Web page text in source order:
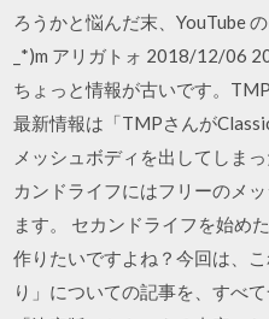
ろうかと悩んだ末、YouTube
_*)m アリガトォ 2018/12/06
ちょっと情報が古いです。
最新情報は「TMPさんが
メッシュボディを出してしま
カンドライフにはフリーのメ
ます。 セカンドライフを始め
作りたいですよね？今回は、
り」についての記事を、すべ